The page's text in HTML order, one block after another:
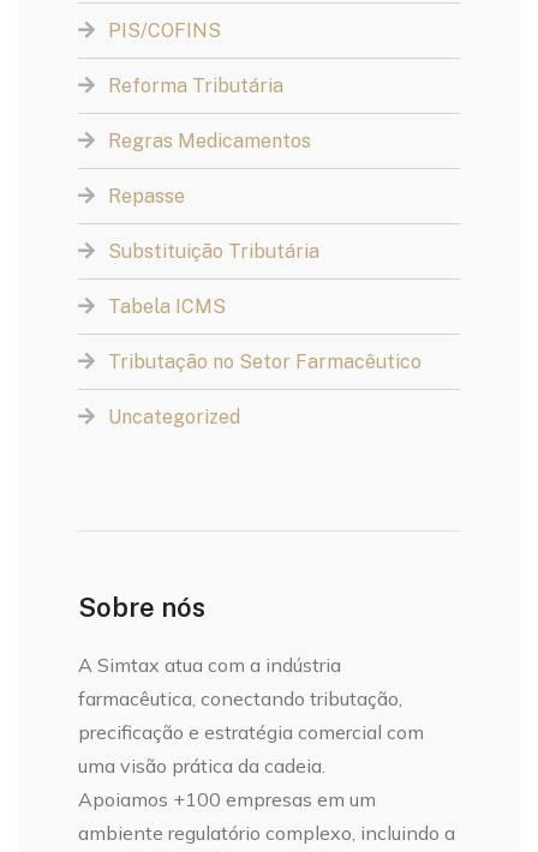
PIS/COFINS
Reforma Tributária
Regras Medicamentos
Repasse
Substituição Tributária
Tabela ICMS
Tributação no Setor Farmacêutico
Uncategorized
Sobre nós
A Simtax atua com a indústria
farmacêutica, conectando tributação,
precificação e estratégia comercial com
uma visão prática da cadeia.
Apoiamos +100 empresas em um
ambiente regulatório complexo, incluindo a